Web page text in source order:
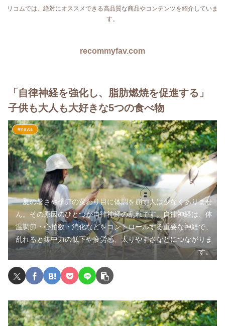
リコムでは、絶対にオススメできる高品質な商品やコンテンツを紹介していま
す。
recommyfav.com
「自律神経を強化し、脂肪燃焼を促進する」
子供も大人も大好きな5つの食べ物
#news
夏の暑さや季節の変わり目に体調を崩す人は少なくありませ
ん。その原因のひとつが自律神経の乱れです。自律神経は、体
温調節・心拍数・消化などをコントロールする重要な神経で、
乱れると集中力の低下や疲労感、太りやすさなどにつながりま
す。